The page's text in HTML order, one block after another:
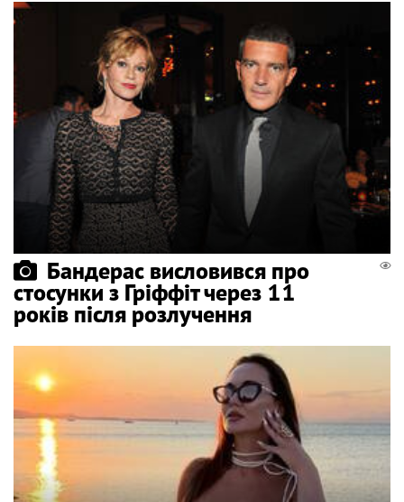
Бандерас висловився про
стосунки з Гріффіт через 11
років після розлучення